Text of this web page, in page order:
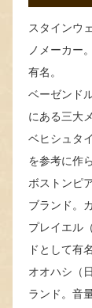
スタインウ
ノメーカー
有名。
ベーゼンド
にある三大
ベヒシュタ
を参考に作
ボストンピ
ブランド。
プレイエル
ドとして有
オオハシ（
ランド。音